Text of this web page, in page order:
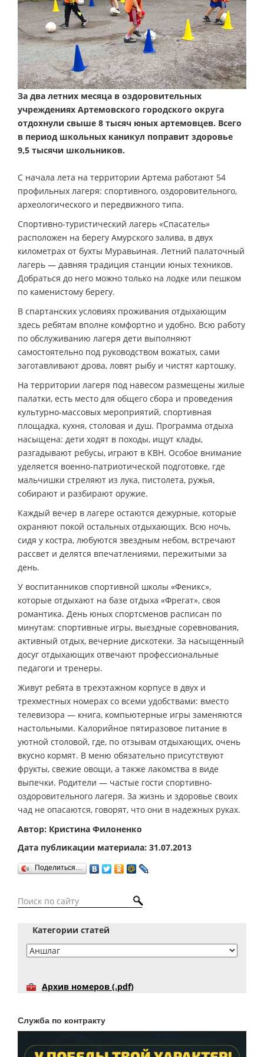
За два летних месяца в оздоровительных
учреждениях Артемовского городского округа
отдохнули свыше 8 тысяч юных артемовцев. Всего
в период школьных каникул поправит здоровье
9,5 тысячи школьников.
С начала лета на территории Артема работают 54
профильных лагеря: спортивного, оздоровительного,
археологического и передвижного типа.
Спортивно-туристический лагерь «Спасатель»
расположен на берегу Амурского залива, в двух
километрах от бухты Муравьиная. Летний палаточный
лагерь — давняя традиция станции юных техников.
Добраться до него можно только на лодке или пешком
по каменистому берегу.
В спартанских условиях проживания отдыхающим
здесь ребятам вполне комфортно и удобно. Всю работу
по обслуживанию лагеря дети выполняют
самостоятельно под руководством вожатых, сами
заготавливают дрова, ловят рыбу и чистят картошку.
На территории лагеря под навесом размещены жилые
палатки, есть место для общего сбора и проведения
культурно-массовых мероприятий, спортивная
площадка, кухня, столовая и душ. Программа отдыха
насыщена: дети ходят в походы, ищут клады,
разгадывают ребусы, играют в КВН. Особое внимание
уделяется военно-патриотической подготовке, где
мальчишки стреляют из лука, пистолета, ружья,
собирают и разбирают оружие.
Каждый вечер в лагере остаются дежурные, которые
охраняют покой остальных отдыхающих. Всю ночь,
сидя у костра, любуются звездным небом, встречают
рассвет и делятся впечатлениями, пережитыми за
день.
У воспитанников спортивной школы «Феникс»,
которые отдыхают на базе отдыха «Фрегат», своя
романтика. День юных спортсменов расписан по
минутам: спортивные игры, выездные соревнования,
активный отдых, вечерние дискотеки. За насыщенный
досуг отдыхающих отвечают профессиональные
педагоги и тренеры.
Живут ребята в трехэтажном корпусе в двух и
трехместных номерах со всеми удобствами: вместо
телевизора — книга, компьютерные игры заменяются
настольными. Калорийное пятиразовое питание в
уютной столовой, где, по отзывам отдыхающих, очень
вкусно кормят. В меню обязательно присутствуют
фрукты, свежие овощи, а также лакомства в виде
выпечки. Родители — частые гости спортивно-
оздоровительного лагеря. За жизнь и здоровье своих
чад не опасаются, говорят, что они в надежных руках.
Автор: Кристина Филоненко
Дата публикации материала: 31.07.2013
Поделиться…
Категории статей
Архив номеров (.pdf)
Служба по контракту